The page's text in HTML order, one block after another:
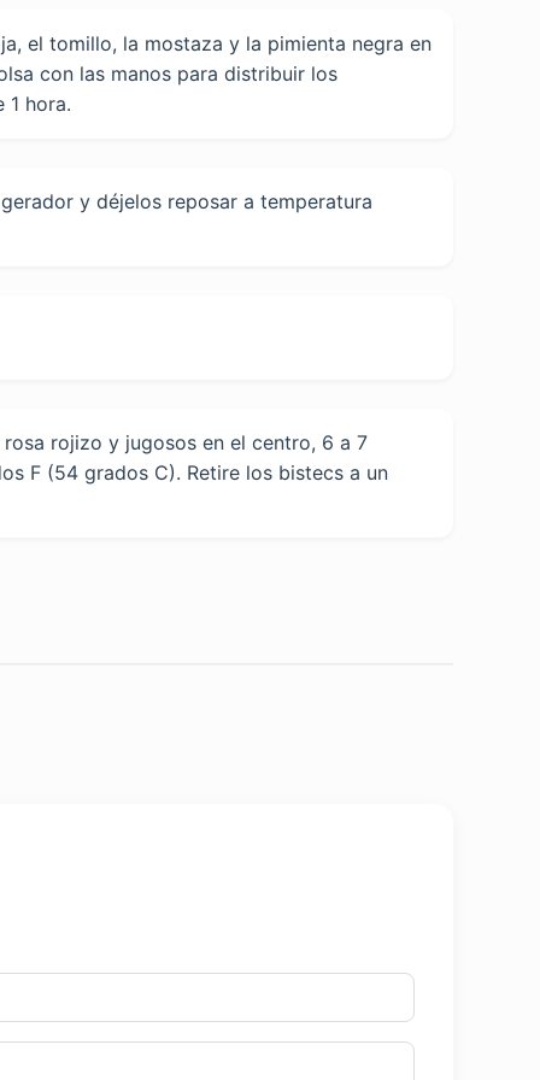
el tomillo, la mostaza y la pimienta negra en
con las manos para distribuir los
1 hora.
y déjelos reposar a temperatura
rojizo y jugosos en el centro, 6 a 7
F (54 grados C). Retire los bistecs a un